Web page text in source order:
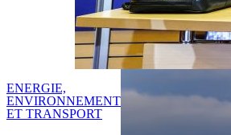
ENERGIE,
ENVIRONNEMENT
ET TRANSPORT